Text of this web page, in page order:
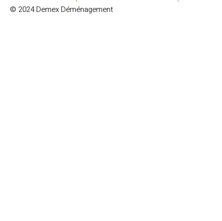
© 2024 Demex Déménagement